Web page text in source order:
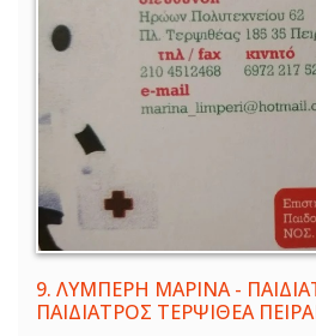
9. ΛΥΜΠΕΡΗ ΜΑΡΙΝΑ -
ΠΑΙΔΙΑΤΡΟΣ ΤΕΡΨΙΘΕΑ